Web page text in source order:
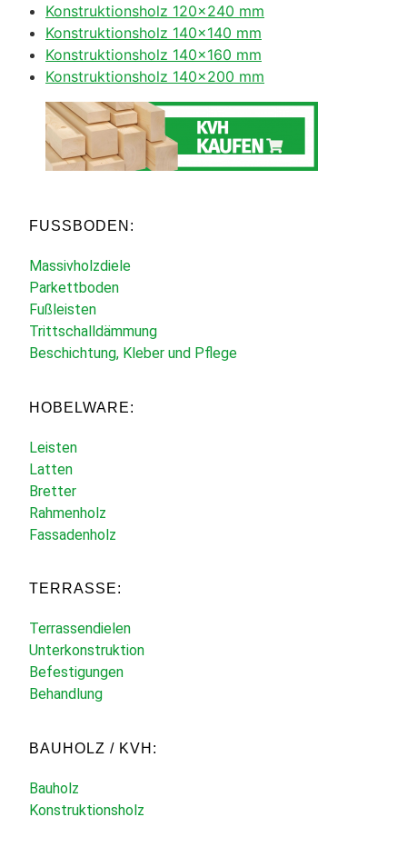
Konstruktionsholz 120×240 mm
Konstruktionsholz 140×140 mm
Konstruktionsholz 140×160 mm
Konstruktionsholz 140×200 mm
FUSSBODEN:
Massivholzdiele
Parkettboden
Fußleisten
Trittschalldämmung
Beschichtung, Kleber und Pflege
HOBELWARE:
Leisten
Latten
Bretter
Rahmenholz
Fassadenholz
TERRASSE:
Terrassendielen
Unterkonstruktion
Befestigungen
Behandlung
BAUHOLZ / KVH:
Bauholz
Konstruktionsholz